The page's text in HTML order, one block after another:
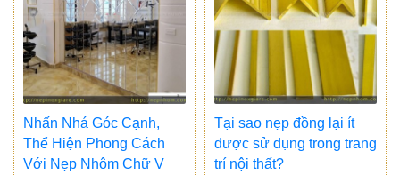
Nhấn Nhá Góc Cạnh,
Thể Hiện Phong Cách
Với Nẹp Nhôm Chữ V
Tại sao nẹp đồng lại ít
được sử dụng trong trang
trí nội thất?